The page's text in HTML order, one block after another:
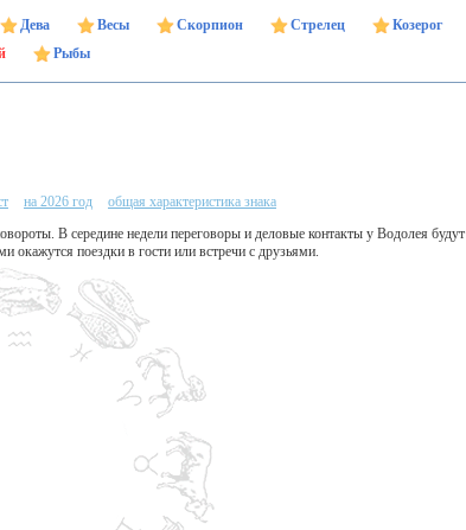
Дева Весы Скорпион Стрелец
Козерог
Рыбы
на 2026 год
общая характеристика знака
В середине недели переговоры и деловые контакты у Водолея будут
окажутся поездки в гости или встречи с друзьями.